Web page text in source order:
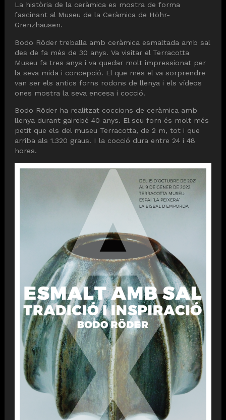
La història de la ceràmica es mostra de forma
fascinant al Museu de la Ceràmica de Höhr-
Grenzhausen.
Bodo Röder treballa amb ceràmica esmaltada amb sal
des de fa més de 30 anys. Va visitar el Terracotta
Museu fa tres anys i va quedar molt impressionat per
la seva mida i concepció. El que més el va sorprendre
van ser els antics forns rodons de llenya i els vídeos
ones mostra la seva encesa i cocció.
Bodo Röder ha realitzat coccions de ceràmica amb
llenya durant gairebé 40 anys. El seu forn és molt més
petit que els del museu Terracotta, de 2 m, tot i que
arriba als 1.320 graus. I la cocció dura entre 24 i 48
hores.